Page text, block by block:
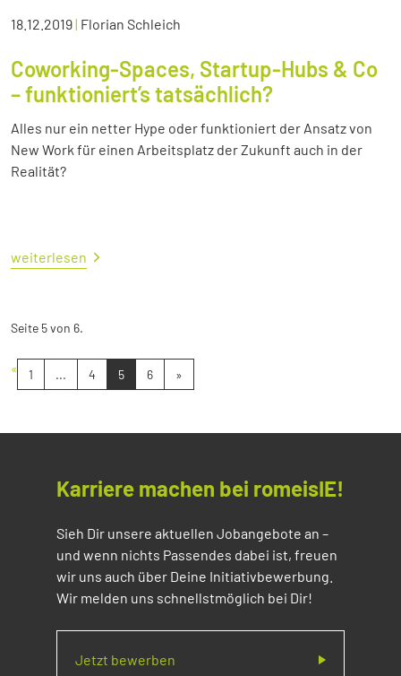
18.12.2019| Florian Schleich
Coworking-Spaces, Startup-Hubs & Co
– funktioniert’s tatsächlich?
Alles nur ein netter Hype oder funktioniert der Ansatz von
New Work für einen Arbeitsplatz der Zukunft auch in der
Realität?
weiterlesen
Seite 5 von 6.
« 1 ... 4 5 6 »
Karriere machen bei romeisIE!
Sieh Dir unsere aktuellen Jobangebote an –
und wenn nichts Passendes dabei ist, freuen
wir uns auch über Deine Initiativbewerbung.
Wir melden uns schnellstmöglich bei Dir!
Jetzt bewerben